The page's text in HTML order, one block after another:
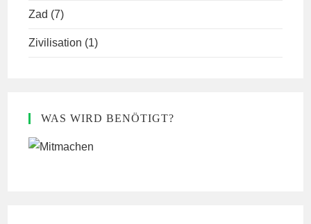
Zad (7)
Zivilisation (1)
WAS WIRD BENÖTIGT?